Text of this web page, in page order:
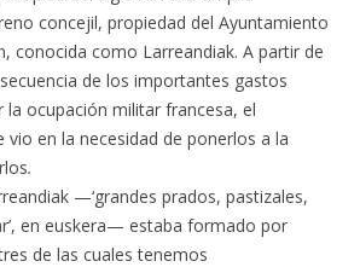
concejil, propiedad del Ayuntamiento
conocida como Larreandiak. A partir de
de los importantes gastos
la ocupación militar francesa, el
vio en la necesidad de ponerlos a la
.
—‘grandes prados, pastizales,
en euskera— estaba formado por
de las cuales tenemos